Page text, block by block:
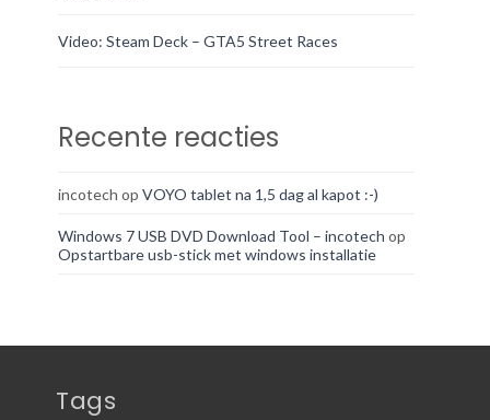
Video: Steam Deck – GTA5 Street Races
Recente reacties
incotech opVOYO tablet na 1,5 dag al kapot :-)
Windows 7 USB DVD Download Tool – incotech op
Opstartbare usb-stick met windows installatie
Tags